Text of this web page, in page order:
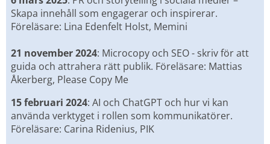
Skapa innehåll som engagerar och inspirerar.
Föreläsare: Lina Edenfelt Holst, Memini
21 november 2024: Microcopy och SEO - skriv för att
guida och attrahera rätt publik. Föreläsare: Mattias
Åkerberg, Please Copy Me
15 februari 2024: AI och ChatGPT och hur vi kan
använda verktyget i rollen som kommunikatörer.
Föreläsare: Carina Ridenius, PIK